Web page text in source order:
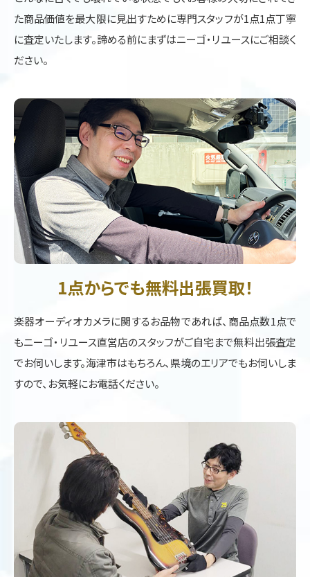
た商品価値を最大限に見出すために専門スタッフが1点1点丁寧
に査定いたします。諦める前にまずはニーゴ・リユースにご相談く
ださい。
1点からでも無料出張買取！
楽器オーディオカメラに関するお品物であれば、商品点数1点で
もニーゴ・リユース直営店のスタッフがご自宅まで無料出張査定
でお伺いします。海津市はもちろん、県境のエリアでもお伺いしま
すので、お気軽にお電話ください。